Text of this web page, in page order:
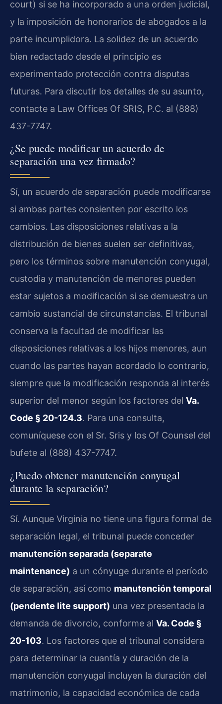
court) si se ha incorporado a una orden judicial,
y la imposición de honorarios de abogados a la
parte incumplidora. La solidez de un acuerdo
bien redactado desde el principio es
experimentado protección contra disputas
futuras. Para discutir los detalles de su asunto,
contacte a Law Offices Of SRIS, P.C. al (888)
437-7747.
¿Se puede modificar un acuerdo de
separación una vez firmado?
Sí, un acuerdo de separación puede modificarse
si ambas partes consienten por escrito los
cambios. Las disposiciones relativas a la
distribución de bienes suelen ser definitivas,
pero los términos sobre manutención conyugal,
custodia y manutención de menores pueden
estar sujetos a modificación si se demuestra un
cambio sustancial de circunstancias. El tribunal
conserva la facultad de modificar las
disposiciones relativas a los hijos menores, aun
cuando las partes hayan acordado lo contrario,
siempre que la modificación responda al interés
superior del menor según los factores del Va.
Code § 20-124.3. Para una consulta,
comuníquese con el Sr. Sris y los Of Counsel del
bufete al (888) 437-7747.
¿Puedo obtener manutención conyugal
durante la separación?
Sí. Aunque Virginia no tiene una figura formal de
separación legal, el tribunal puede conceder
manutención separada (separate
maintenance) a un cónyuge durante el período
de separación, así como manutención temporal
(pendente lite support) una vez presentada la
demanda de divorcio, conforme al Va. Code §
20-103. Los factores que el tribunal considera
para determinar la cuantía y duración de la
manutención conyugal incluyen la duración del
matrimonio, la capacidad económica de cada